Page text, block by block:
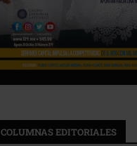
COLUMNAS EDITORIALES